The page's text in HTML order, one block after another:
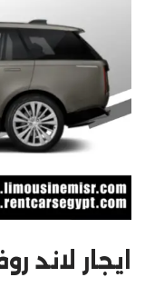
ايجار